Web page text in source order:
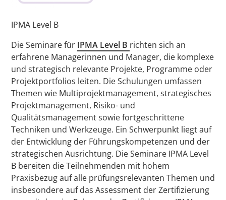
IPMA Level B
Die Seminare für IPMA Level B richten sich an
erfahrene Managerinnen und Manager, die komplexe
und strategisch relevante Projekte, Programme oder
Projektportfolios leiten. Die Schulungen umfassen
Themen wie Multiprojektmanagement, strategisches
Projektmanagement, Risiko- und
Qualitätsmanagement sowie fortgeschrittene
Techniken und Werkzeuge. Ein Schwerpunkt liegt auf
der Entwicklung der Führungskompetenzen und der
strategischen Ausrichtung. Die Seminare IPMA Level
B bereiten die Teilnehmenden mit hohem
Praxisbezug auf alle prüfungsrelevanten Themen und
insbesondere auf das Assessment der Zertifizierung